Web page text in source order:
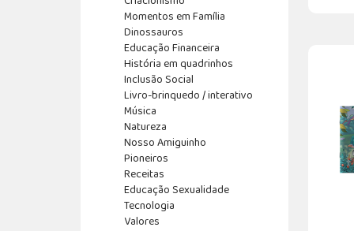
Momentos em Família
Dinossauros
Educação Financeira
História em quadrinhos
Inclusão Social
Livro-brinquedo / interativo
Música
Natureza
Nosso Amiguinho
Pioneiros
Receitas
Educação Sexualidade
Tecnologia
Valores